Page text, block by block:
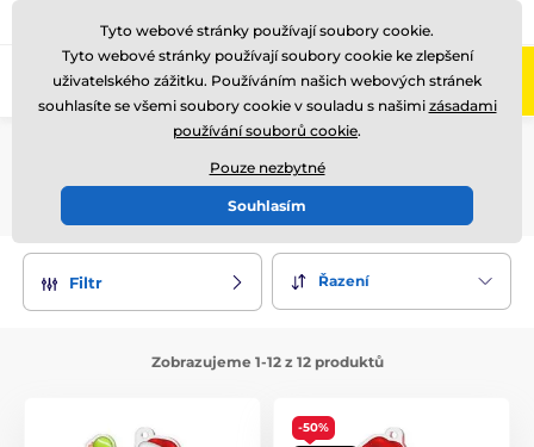
Zavolejte nám (Po-Pá 8-17)
SANTOVÉ
Filtr Řazení
Zobrazujeme 1-12 z 12 produktů
-50%
Tyto webové stránky používají soubory cookie.
Tyto webové stránky používají soubory cookie ke zlepšení
uživatelského zážitku. Používáním našich webových stránek
souhlasíte se všemi soubory cookie v souladu s našimi zásadami
používání souborů cookie.
Pouze nezbytné
Souhlasím